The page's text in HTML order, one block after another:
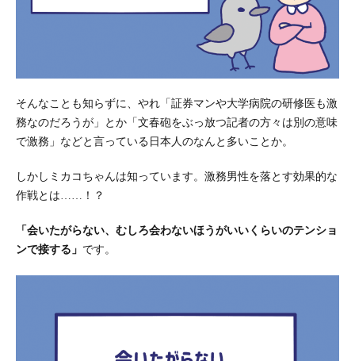
そんなことも知らずに、やれ「証券マンや大学病院の研修医も激
務なのだろうが」とか「文春砲をぶっ放つ記者の方々は別の意味
で激務」などと言っている日本人のなんと多いことか。
しかしミカコちゃんは知っています。激務男性を落とす効果的な
作戦とは……！？
「会いたがらない、むしろ会わないほうがいいくらいのテンショ
ンで接する」 です。